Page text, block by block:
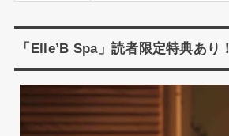
「Elle’B Spa」読者限定特典あり！